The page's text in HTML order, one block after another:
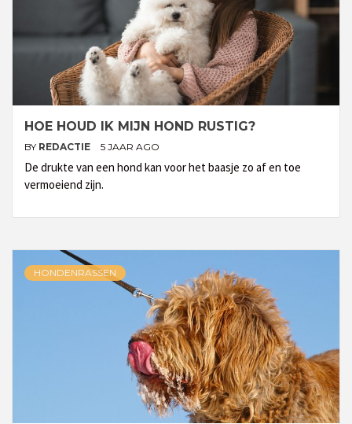
HOE HOUD IK MIJN HOND RUSTIG?
BY REDACTIE 5 JAAR AGO
De drukte van een hond kan voor het baasje zo af en toe
vermoeiend zijn.
HONDENRASSEN